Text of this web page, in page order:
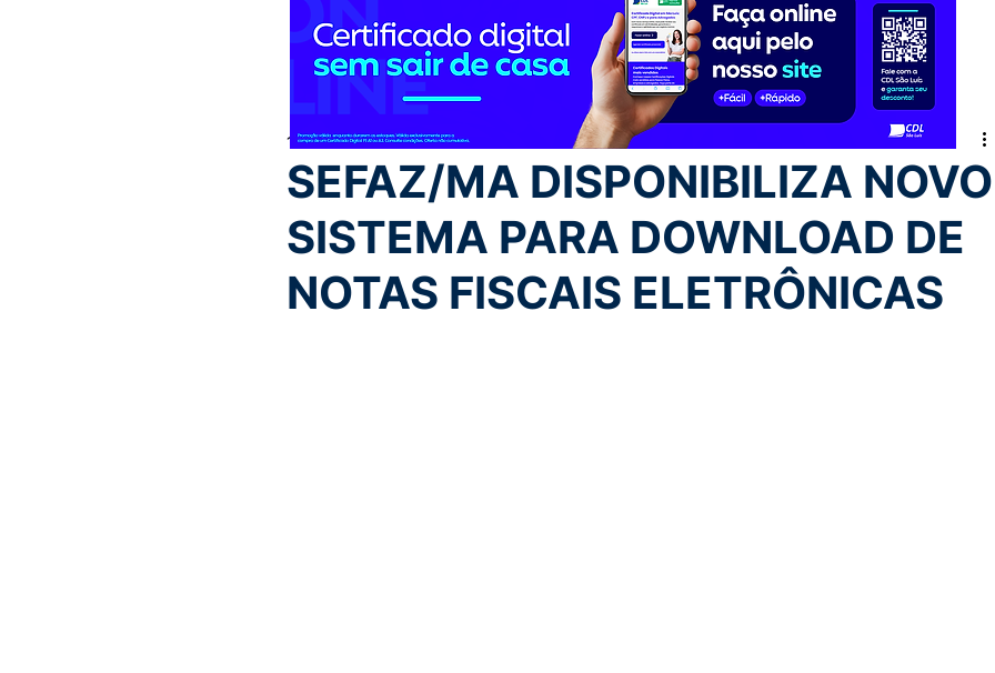
SEFAZ/MA DISPONIBILIZA NOVO
SISTEMA PARA DOWNLOAD DE
NOTAS FISCAIS ELETRÔNICAS
15 de dez. de 2025 2 min de leitura